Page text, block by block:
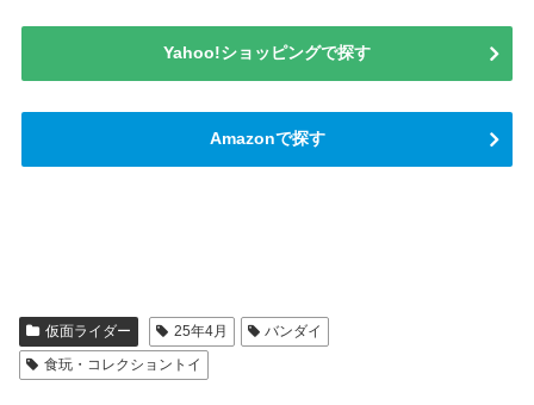
Yahoo!ショッピングで探す
Amazonで探す
仮面ライダー 25年4月
バンダイ
食玩・コレクショントイ